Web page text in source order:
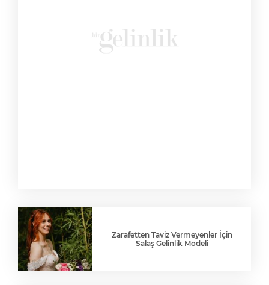
Zarafetten Taviz Vermeyenler İçin
Salaş Gelinlik Modeli